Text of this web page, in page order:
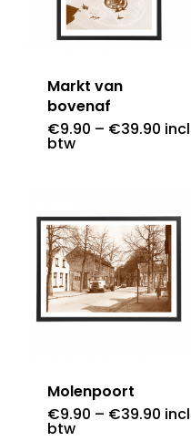
Markt van
bovenaf
€9.90 – €39.90
btw
Molenpoort
€9.90 – €39.90
btw